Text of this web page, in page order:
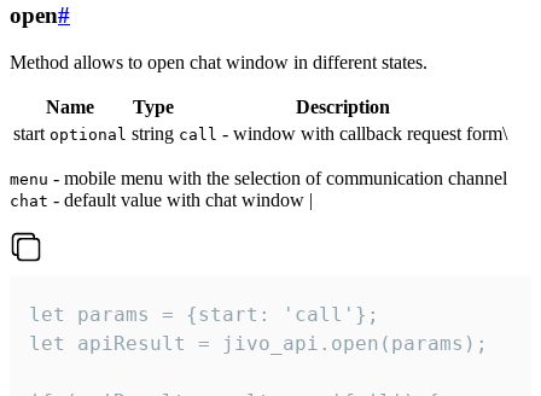
open#
Method allows to open chat window in different states.
Name Type
Description
start optional string call - window with callback request form\
menu - mobile menu with the selection of communication channel
chat - default value with chat window |
let params = {start: 'call'};
let apiResult = jivo_api.open(params);